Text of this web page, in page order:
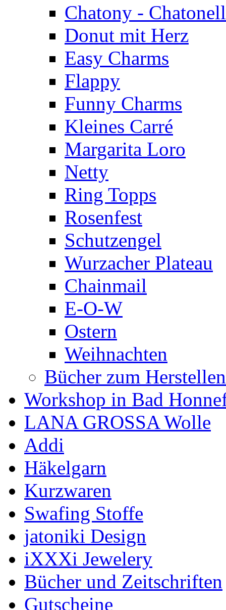
Chatony -
Donut mit Herz
Easy Charms
Flappy
Funny Charms
Kleines Carré
Margarita Loro
Netty
Ring Topps
Rosenfest
Schutzengel
Wurzacher Plateau
Chainmail
E-O-W
Ostern
Weihnachten
Bücher zum
Workshop in Bad
LANA GROSSA Wolle
Addi
Häkelgarn
Kurzwaren
Swafing Stoffe
jatoniki Design
iXXXi Jewelery
Bücher und Zeitschriften
Gutscheine